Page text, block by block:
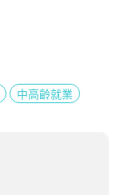
中高齡就業